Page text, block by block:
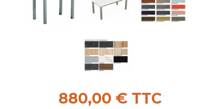
880,00 € TTC